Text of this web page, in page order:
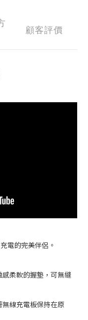
顧客評價
電的完美伴侶。
柔軟的握墊，可無縫
線充電板保持在原